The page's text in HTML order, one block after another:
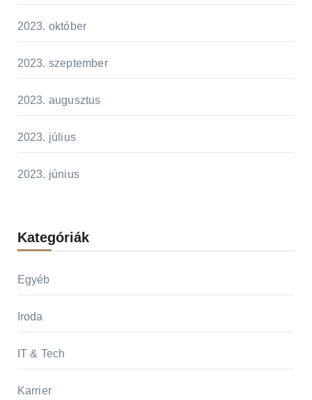
2023. október
2023. szeptember
2023. augusztus
2023. július
2023. június
Kategóriák
Egyéb
Iroda
IT & Tech
Karrier